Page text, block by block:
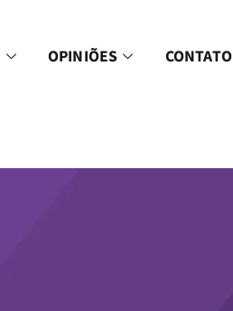
OPINIÕES CONTATO